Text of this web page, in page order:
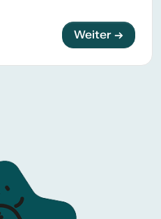
Weiter →